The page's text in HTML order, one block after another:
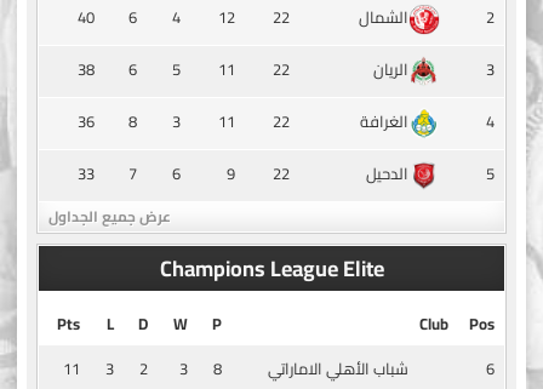
2
الشمال 22
12
4
6
40
3
الريان 22
11
5
6
38
4
الغرافة 22
11
3
8
36
5
الدحيل 22
9
6
7
33
عرض جميع الجداول
Champions League Elite
Pos
Club
P
W
D
L
Pts
6
شباب الأهلي الاماراتي 8
3
2
3
11